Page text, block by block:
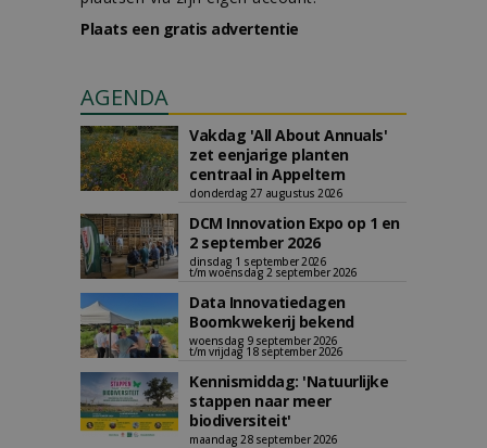
Plaats een gratis advertentie
AGENDA
Vakdag 'All About Annuals'
zet eenjarige planten
centraal in Appeltern
donderdag 27 augustus 2026
DCM Innovation Expo op 1 en
2 september 2026
dinsdag 1 september 2026
t/m woensdag 2 september 2026
Data Innovatiedagen
Boomkwekerij bekend
woensdag 9 september 2026
t/m vrijdag 18 september 2026
Kennismiddag: 'Natuurlijke
stappen naar meer
biodiversiteit'
maandag 28 september 2026